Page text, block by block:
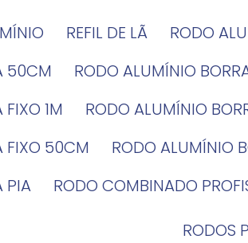
REFIL DE LÃ RODO
50CM
RODO ALUMÍNIO
1M
RODO ALUMÍNIO
FIXO 50CM
RODO ALUMÍNIO
PIA
RODO COMBINADO
RODOS